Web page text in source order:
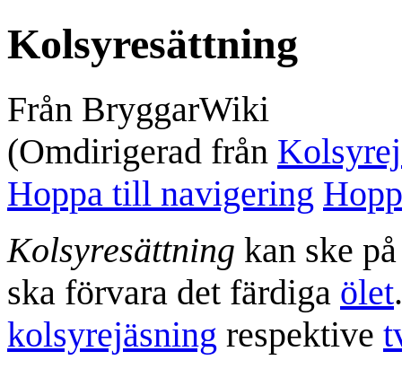
Kolsyresättning
Från BryggarWiki
(Omdirigerad från
Hoppa till navigering
Kolsyresättning kan ske
ska förvara det färdiga ölet
kolsyrejäsning respektive